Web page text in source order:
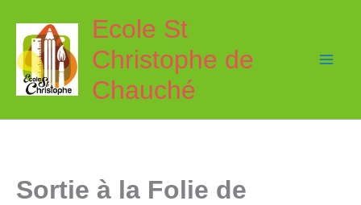
contenu
Ecole St
Christophe de
Chauché
Sortie à la Folie de